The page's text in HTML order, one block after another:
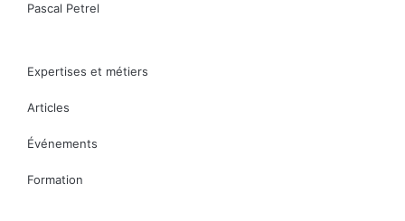
Pascal Petrel
Expertises et métiers
Articles
Événements
Formation